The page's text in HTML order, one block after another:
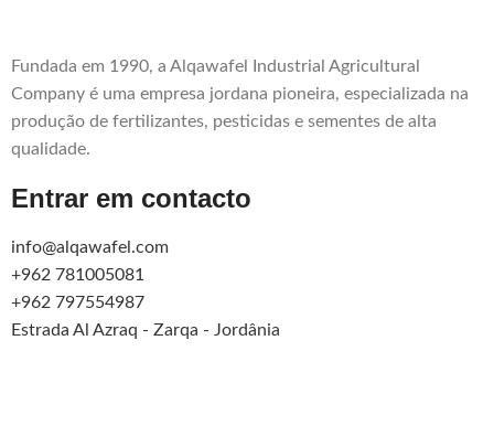
Fundada em 1990, a Alqawafel Industrial Agricultural
Company é uma empresa jordana pioneira, especializada na
produção de fertilizantes, pesticidas e sementes de alta
qualidade.
Entrar em contacto
info@alqawafel.com
+962 781005081
+962 797554987
Estrada Al Azraq - Zarqa - Jordânia